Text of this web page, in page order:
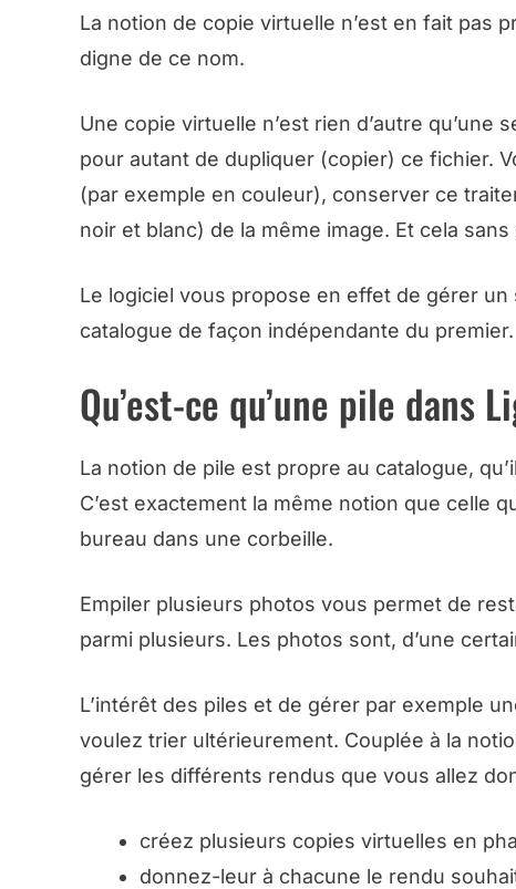
La notion de copie virtuelle n’est en fait pas
digne de ce nom.
Une copie virtuelle n’est rien d’autre qu’une
pour autant de dupliquer (copier) ce fichier.
(par exemple en couleur), conserver ce
noir et blanc) de la même image. Et cela
Le logiciel vous propose en effet de gérer
catalogue de façon indépendante du premier.
Qu’est-ce qu’une pile dans
La notion de pile est propre au catalogue,
C’est exactement la même notion que celle
bureau dans une corbeille.
Empiler plusieurs photos vous permet de
parmi plusieurs. Les photos sont, d’une
L’intérêt des piles et de gérer par exemple
voulez trier ultérieurement. Couplée à la
gérer les différents rendus que vous allez
créez plusieurs copies virtuelles en
donnez-leur à chacune le rendu